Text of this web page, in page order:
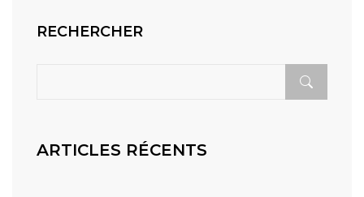
RECHERCHER
ARTICLES RÉCENTS